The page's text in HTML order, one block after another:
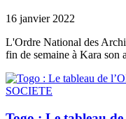
16 janvier 2022
L'Ordre National des
fin de semaine à Kara son
SOCIETE